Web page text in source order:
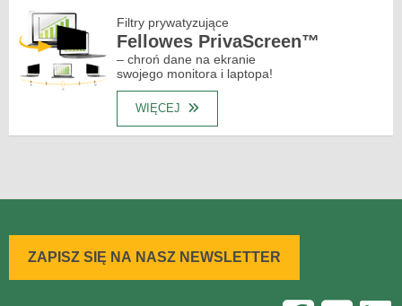
Filtry prywatyzujące
Fellowes PrivaScreen™
– chroń dane na ekranie
swojego monitora i laptopa!
WIĘCEJ
ZAPISZ SIĘ NA NASZ NEWSLETTER